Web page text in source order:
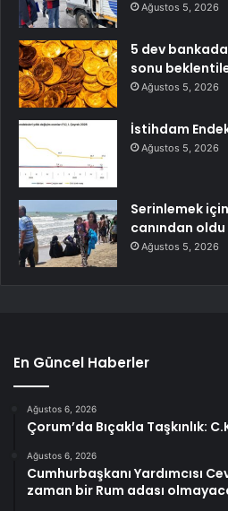
Ağustos 5, 2026
5 dev
sonu
Ağustos 5, 2026
İstihdam
Ağustos 5, 2026
Serinlemek
canından oldu
Ağustos 5, 2026
En Güncel Haberler
Ağustos 6, 2026
Çorum’da Bıçakla Taşkınlık:
Ağustos 6, 2026
Cumhurbaşkanı Yardımcısı
zaman bir Rum adası